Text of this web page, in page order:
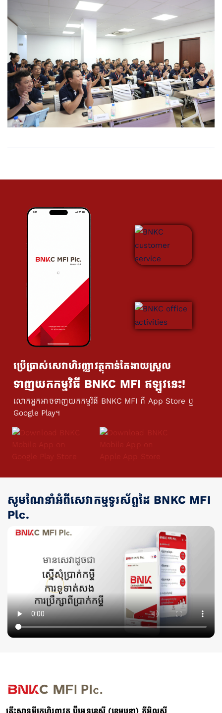
ប្រើប្រាស់សេវាហិរញ្ញាវត្ថុកាន់តែងាយស្រួល
ទាញយកកម្មវិធី BNKC MFI ឥឡូវនេះ!
លោកអ្នកអាចទាញយកកម្មវិធី BNKC MFI ពី App Store ឬ
Google Play។
សូមណែនាំអំពីសេវាកម្មទូរស័ព្ទដៃ BNKC MFI
Plc.
គ្រឹះស្ថានមីក្រូហិរញ្ញវត្ថុ ប៊ីអេនខេស៊ី (ខេមបូឌា) ភីអិលស៊ី